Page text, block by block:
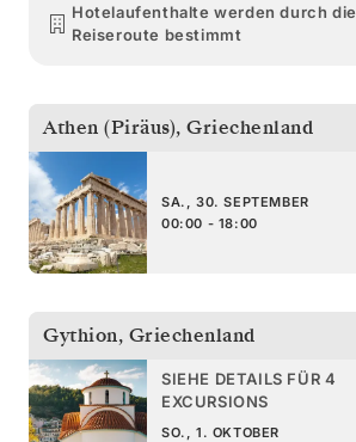
Hotelaufenthalte werden durch die
Reiseroute bestimmt
Athen (Piräus), Griechenland
SA., 30. SEPTEMBER
00:00 - 18:00
Gythion, Griechenland
SIEHE DETAILS FÜR 4
EXCURSIONS
SO., 1. OKTOBER